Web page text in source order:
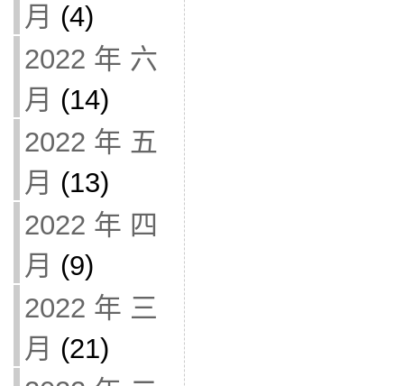
月 (4)
2022 年 六
月 (14)
2022 年 五
月 (13)
2022 年 四
月 (9)
2022 年 三
月 (21)